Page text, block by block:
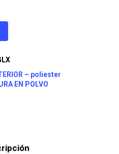
– poliester
EN POLVO